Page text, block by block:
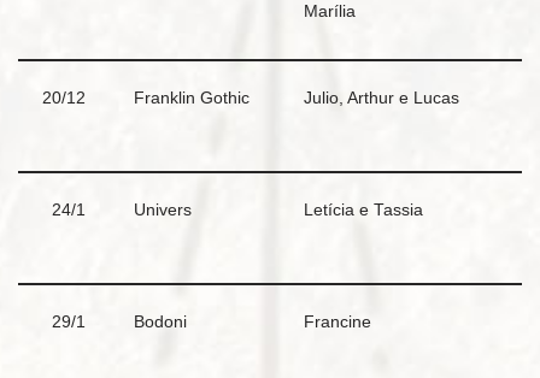
Marília
20/12 Franklin Gothic Julio, Arthur e Lucas
24/1 Univers Letícia e Tassia
29/1 Bodoni Francine